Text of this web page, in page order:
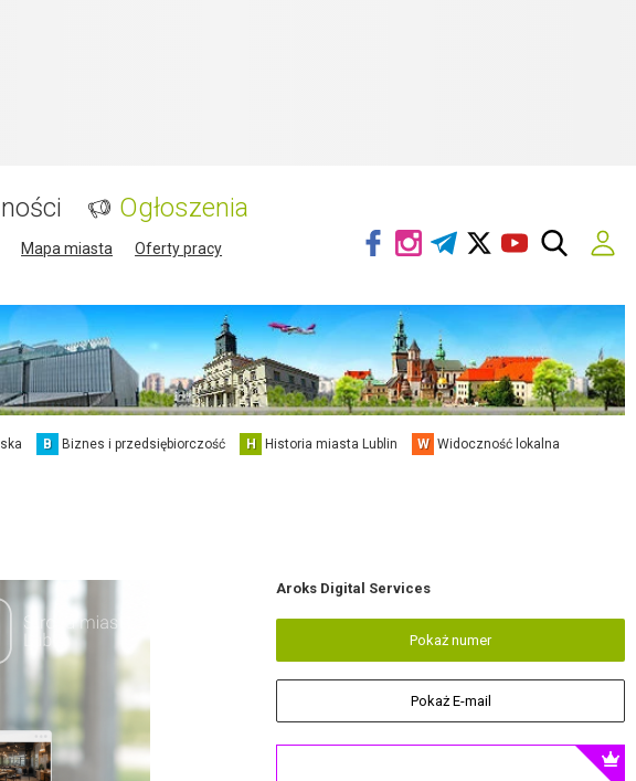
Ogłoszenia
Mapa miasta
Oferty pracy
B Biznes i przedsiębiorczość H Historia miasta Lublin W Widoczność lokalna
Aroks Digital Services
Pokaż numer
Pokaż E-mail